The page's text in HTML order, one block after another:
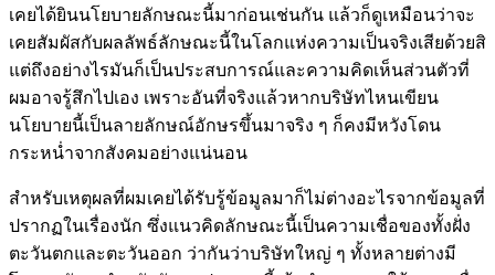
เคยได้ยินนโยบายลักษณะนี้มาก่อนเช่นกัน แล้วก็ดูเหมือนว่าจะ
เคยสัมผัสกับผลลัพธ์ลักษณะนี้ในโลกแห่งความเป็นจริงเสียด้วยสิ
แต่ถึงอย่างไรมันก็เป็นประสบการณ์และความคิดเห็นส่วนตัวที่
ผมอาจรู้สึกไปเอง เพราะอันที่จริงแล้วหากบริษัทไหนเขียน
นโยบายนี้เป็นลายลักษณ์อักษรขึ้นมาจริง ๆ ก็คงมีหวังโดน
กระหน่ำจากสังคมอย่างแน่นอน
สำหรับเหตุผลที่ผมเคยได้รับรู้ข้อมูลมาก็ไม่ต่างอะไรจากข้อมูลที่
ปรากฏในเรื่องนัก ซึ่งแนวคิดลักษณะนี้เป็นความเชื่อของทั้งฝั่ง
ตะวันตกและตะวันออก ว่ากันว่าบริษัทใหญ่ ๆ ทั้งหลายต่างมี